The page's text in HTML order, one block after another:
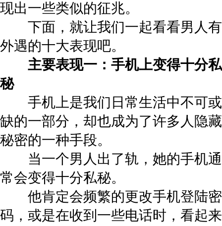
现出一些类似的征兆。
下面，就让我们一起看看男人有
外遇的十大表现吧。
主要表现一：手机上变得十分私
秘
手机上是我们日常生活中不可或
缺的一部分，却也成为了许多人隐藏
秘密的一种手段。
当一个男人出了轨，她的手机通
常会变得十分私秘。
他肯定会频繁的更改手机登陆密
码，或是在收到一些电话时，看起来